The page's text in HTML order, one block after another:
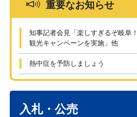
重要なお知らせ
知事記者会見「楽しすぎるぞ岐阜
観光キャンペーンを実施」他
熱中症を予防しましょう
入札・公売